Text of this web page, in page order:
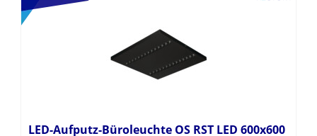
LED-Aufputz-Büroleuchte OS RST LED 600x600